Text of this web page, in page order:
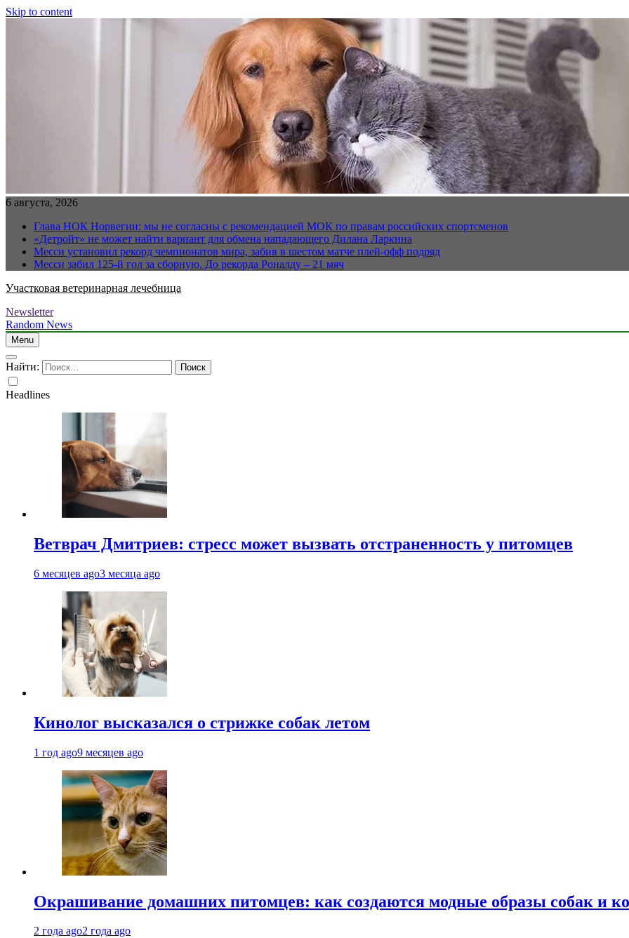
Skip to content
6 августа, 2026
Глава НОК Норвегии: мы не согласны с рекомендацией МОК по правам российских спортсменов
«Детройт» не может найти вариант для обмена нападающего Дилана Ларкина
Месси установил рекорд чемпионатов мира, забив в шестом матче плей‑офф подряд
Месси забил 125-й гол за сборную. До рекорда Роналду – 21 мяч
Участковая ветеринарная лечебница
Newsletter
Random News
Menu
Найти:
Headlines
Ветврач Дмитриев: стресс может вызвать отстраненность у питомцев
6 месяцев ago3 месяца ago
Кинолог высказался о стрижке собак летом
1 год ago9 месяцев ago
Окрашивание домашних питомцев: как создаются модные образы собак и
2 года ago2 года ago